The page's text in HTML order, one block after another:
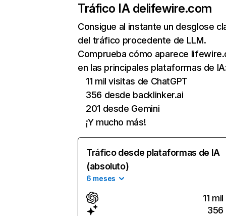
Tráfico IA delifewire.com
Consigue al instante un desglose
del tráfico procedente de LLM.
Comprueba cómo aparece
en las principales plataformas de
11 mil visitas de ChatGPT
356 desde backlinker.ai
201 desde Gemini
¡Y mucho más!
Tráfico desde plataformas de IA
(absoluto)
6 meses
11 mil
356